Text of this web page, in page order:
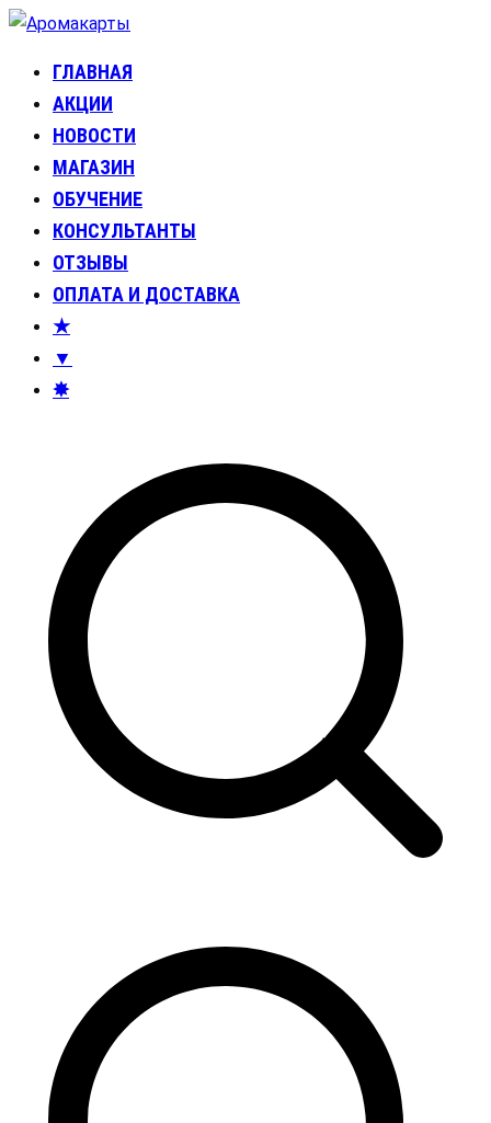
Перейти
содержимому
Аромакарты
Психологические эфирные карты • Аромапсихология
ГЛАВНАЯ
АКЦИИ
НОВОСТИ
МАГАЗИН
ОБУЧЕНИЕ
КОНСУЛЬТАНТЫ
ОТЗЫВЫ
ОПЛАТА И ДОСТАВКА
★
▼
✸